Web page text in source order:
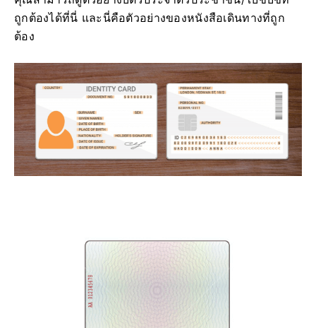
ถูกต้องได้ที่นี่ และนี่คือตัวอย่างของหนังสือเดินทางที่ถูก
ต้อง